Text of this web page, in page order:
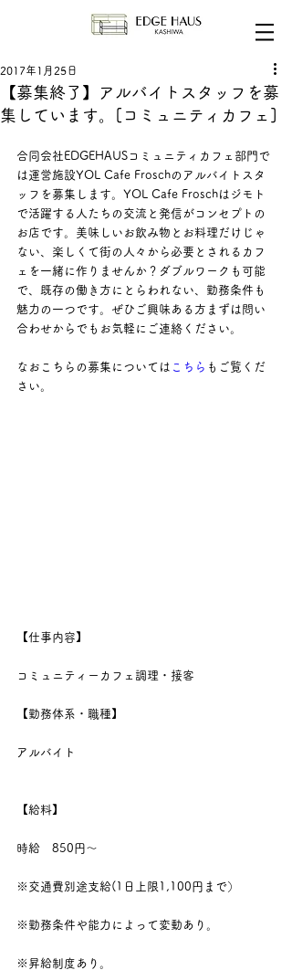
【募集終了】アルバイトスタッフを募
集しています。[コミュニティカフェ]
2017年1月25日
合同会社EDGEHAUSコミュニティカフェ部門で
は運営施設YOL Cafe Froschのアルバイトスタ
ッフを募集します。YOL Cafe Froschはジモト
で活躍する人たちの交流と発信がコンセプトの
お店です。美味しいお飲み物とお料理だけじゃ
ない、楽しくて街の人々から必要とされるカフ
ェを一緒に作りませんか？ダブルワークも可能
で、既存の働き方にとらわれない、勤務条件も
魅力の一つです。ぜひご興味ある方まずは問い
合わせからでもお気軽にご連絡ください。
なおこちらの募集については こちら もご覧くだ
さい。
【仕事内容】
コミュニティーカフェ調理・接客
【勤務体系・職種】
アルバイト
【給料】
時給　850円〜
※交通費別途支給(1日上限1,100円まで）
※勤務条件や能力によって変動あり。
※昇給制度あり。